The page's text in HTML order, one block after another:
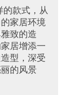
的款式，从
家居环境
致的造
居增添一
型，深受
的风景